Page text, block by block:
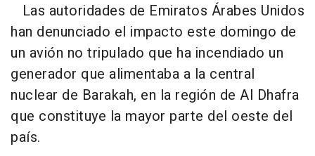
Las autoridades de Emiratos Árabes Unidos
han denunciado el impacto este domingo de
un avión no tripulado que ha incendiado un
generador que alimentaba a la central
nuclear de Barakah, en la región de Al Dhafra
que constituye la mayor parte del oeste del
país.